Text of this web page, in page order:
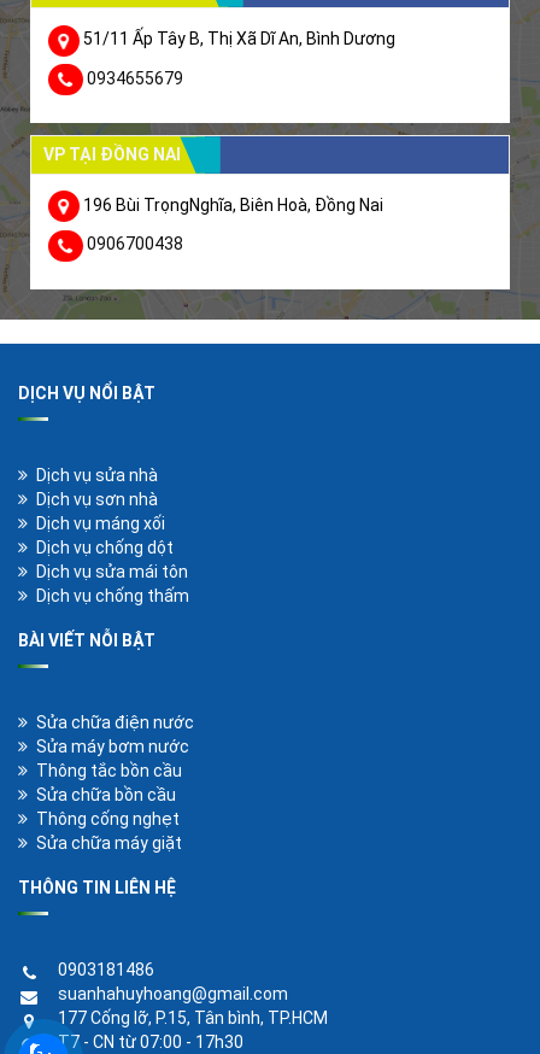
51/11 Ấp Tây B, Thị Xã Dĩ An, Bình Dương
0934655679
VP TẠI ĐỒNG NAI
196 Bùi TrọngNghĩa, Biên Hoà, Đồng Nai
0906700438
DỊCH VỤ NỔI BẬT
Dịch vụ sửa nhà
Dịch vụ sơn nhà
Dịch vụ máng xối
Dịch vụ chống dột
Dịch vụ sửa mái tôn
Dịch vụ chống thấm
BÀI VIẾT NỖI BẬT
Sửa chữa điện nước
Sửa máy bơm nước
Thông tắc bồn cầu
Sửa chữa bồn cầu
Thông cống nghẹt
Sửa chữa máy giặt
THÔNG TIN LIÊN HỆ
0903181486
suanhahuyhoang@gmail.com
177 Cống lỡ, P.15, Tân bình, TP.HCM
T7 - CN từ 07:00 - 17h30